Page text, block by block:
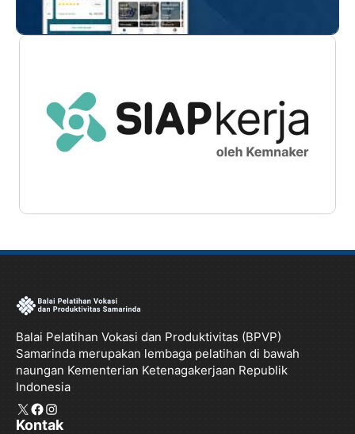
Balai Pelatihan Vokasi dan Produktivitas (BPVP)
Samarinda merupakan lembaga pelatihan di bawah
naungan Kementerian Ketenagakerjaan Republik
Indonesia
X Facebook
Instagram
Kontak